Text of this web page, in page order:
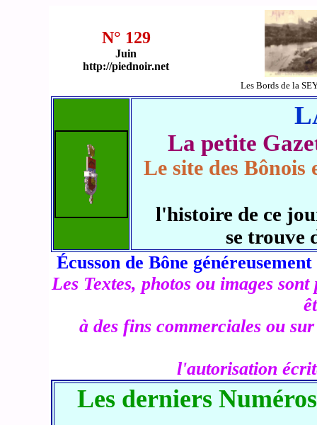
N° 129
Juin
http://piednoir.net
Les Bords de la
La petite
Le site des Bônois
l'histoire de ce
se trouve
Écusson de Bône
Les Textes, photos ou images
à des fins commerciales ou
l'autorisation
Les derniers